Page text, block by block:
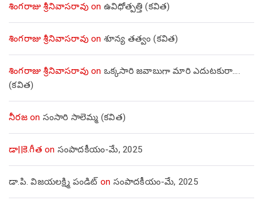
శింగరాజు శ్రీనివాసరావుon ఉవిధోత్పత్తి (కవిత)
శింగరాజు శ్రీనివాసరావుon శూన్య తత్వం (కవిత)
శింగరాజు శ్రీనివాసరావుon ఒక్కసారి జవాబుగా మారి ఎదుటకురా….
(కవిత)
నీరజon సంసారి సాలెమ్మ (కవిత)
డా||కె.గీత on సంపాదకీయం-మే, 2025
డా.పి. విజయలక్ష్మి పండిట్ on సంపాదకీయం-మే, 2025